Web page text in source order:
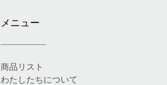
メニュー
商品リスト
わたしたちについて